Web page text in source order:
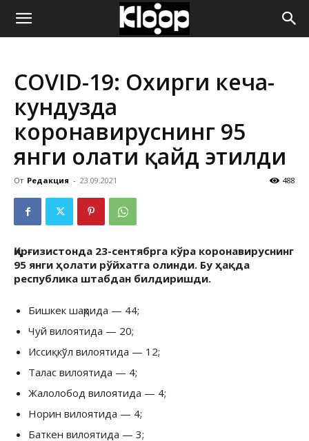
ҚИРҒИЗИСТОН
ЯНГИЛИКЛАРИ
COVID-19: Охирги кеча-
кундузда
коронавируснинг 95
янги ҳолати қайд этилди
От Редакция - 23.09.2021 488
Қирғизистонда 23-сентябрга кўра коронавируснинг
95 янги ҳолати рўйхатга олинди. Бу ҳақда
республика штабдан билдиришди.
Бишкек шаҳрида — 44;
Чуй вилоятида — 20;
Иссиқкўл вилоятида — 12;
Талас вилоятида — 4;
Жалолобод вилоятида — 4;
Норин вилоятида — 4;
Баткен вилоятида — 3;